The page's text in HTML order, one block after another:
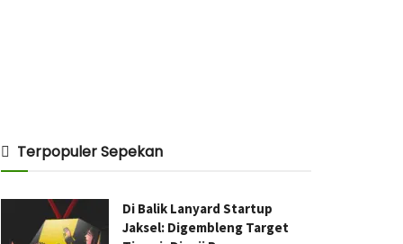
Terpopuler Sepekan
Di Balik Lanyard Startup
Jaksel: Digembleng Target